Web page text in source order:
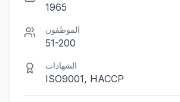
1965
الموظفون
51-200
الشهادات
ISO9001, HACCP